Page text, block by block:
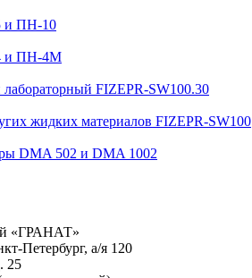
и ПН-10
и ПН-4М
FIZEPR-SW100.30
жидких материалов FIZEPR-SW100
DMA 502 и DMA 1002
«ГРАНАТ»
Петербург, а/я 120
25